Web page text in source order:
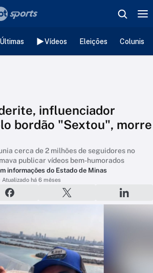
Últimas Vídeos Eleições
influenciador
bordão "Sextou", morre
cerca de 2 milhões de seguidores no
publicar vídeos bem-humorados
informações do Estado de Minas
Atualizado há 6 mêses